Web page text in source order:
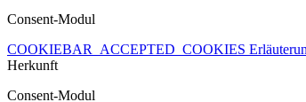
Consent-Modul
COOKIEBAR_ACCEPTED_COOKIES
Herkunft
Consent-Modul